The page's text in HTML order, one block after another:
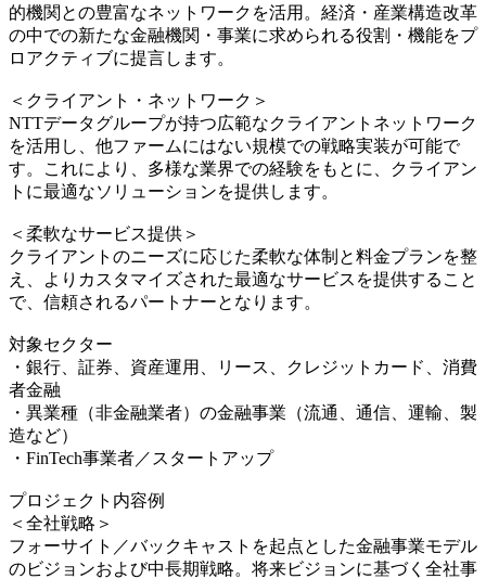
的機関との豊富なネットワークを活用。経済・産業構造改革
の中での新たな金融機関・事業に求められる役割・機能をプ
ロアクティブに提言します。
＜クライアント・ネットワーク＞
NTTデータグループが持つ広範なクライアントネットワーク
を活用し、他ファームにはない規模での戦略実装が可能で
す。これにより、多様な業界での経験をもとに、クライアン
トに最適なソリューションを提供します。
＜柔軟なサービス提供＞
クライアントのニーズに応じた柔軟な体制と料金プランを整
え、よりカスタマイズされた最適なサービスを提供すること
で、信頼されるパートナーとなります。
対象セクター
・銀行、証券、資産運用、リース、クレジットカード、消費
者金融
・異業種（非金融業者）の金融事業（流通、通信、運輸、製
造など）
・FinTech事業者／スタートアップ
プロジェクト内容例
＜全社戦略＞
フォーサイト／バックキャストを起点とした金融事業モデル
のビジョンおよび中長期戦略。将来ビジョンに基づく全社事